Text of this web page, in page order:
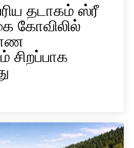
தடாகம் ஸ்ரீ
கோவிலில்